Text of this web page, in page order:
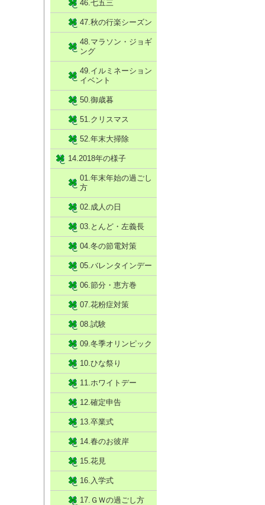
46.七五三
47.秋の行楽シーズン
48.マラソン・ジョギ
ング
49.イルミネーション
イベント
50.御歳暮
51.クリスマス
52.年末大掃除
14.2018年の様子
01.年末年始の過ごし
方
02.成人の日
03.とんど・左義長
04.冬の節電対策
05.バレンタインデー
06.節分・恵方巻
07.花粉症対策
08.試験
09.冬季オリンピック
10.ひな祭り
11.ホワイトデー
12.確定申告
13.卒業式
14.春のお彼岸
15.花見
16.入学式
17.ＧＷの過ごし方